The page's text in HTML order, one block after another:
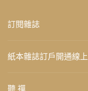
訂閱雜誌
紙本雜誌訂戶開通線
聽 禪